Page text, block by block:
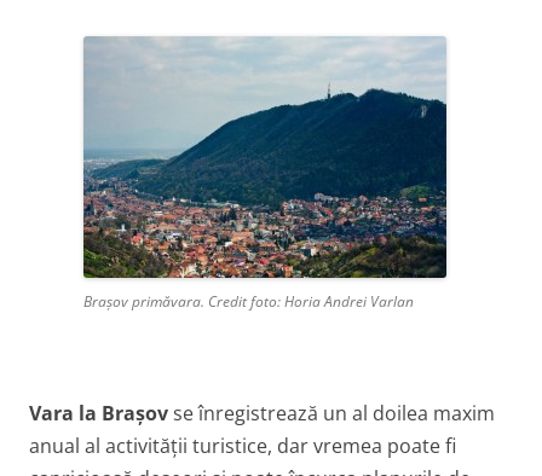
Brașov primăvara. Credit foto: Horia Andrei Varlan
Vara la Brașovse înregistrează un al doilea maxim
anual al activității turistice, dar vremea poate fi